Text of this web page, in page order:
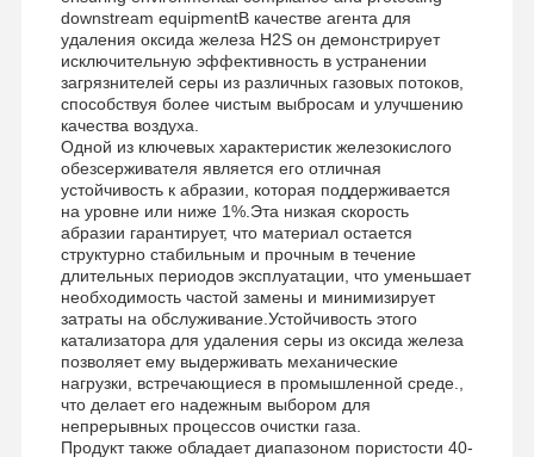
downstream equipmentВ качестве агента для
удаления оксида железа H2S он демонстрирует
исключительную эффективность в устранении
загрязнителей серы из различных газовых потоков,
способствуя более чистым выбросам и улучшению
качества воздуха.
Одной из ключевых характеристик железокислого
обезсерживателя является его отличная
устойчивость к абразии, которая поддерживается
на уровне или ниже 1%.Эта низкая скорость
абразии гарантирует, что материал остается
структурно стабильным и прочным в течение
длительных периодов эксплуатации, что уменьшает
необходимость частой замены и минимизирует
затраты на обслуживание.Устойчивость этого
катализатора для удаления серы из оксида железа
позволяет ему выдерживать механические
нагрузки, встречающиеся в промышленной среде.,
что делает его надежным выбором для
непрерывных процессов очистки газа.
Продукт также обладает диапазоном пористости 40-